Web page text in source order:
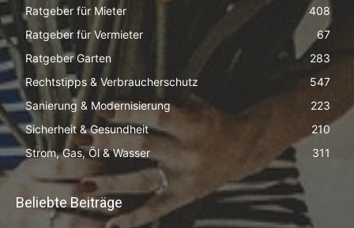
Ratgeber für Mieter
408
Ratgeber für Vermieter
67
Ratgeber Garten
283
Rechtstipps & Verbraucherschutz
547
Sanierung & Modernisierung
223
Sicherheit & Gesundheit
210
Strom, Gas, Öl & Wasser
311
Beliebte Beiträge